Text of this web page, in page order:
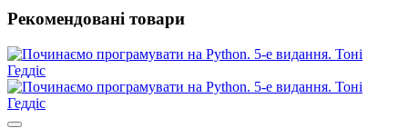
Рекомендовані товари